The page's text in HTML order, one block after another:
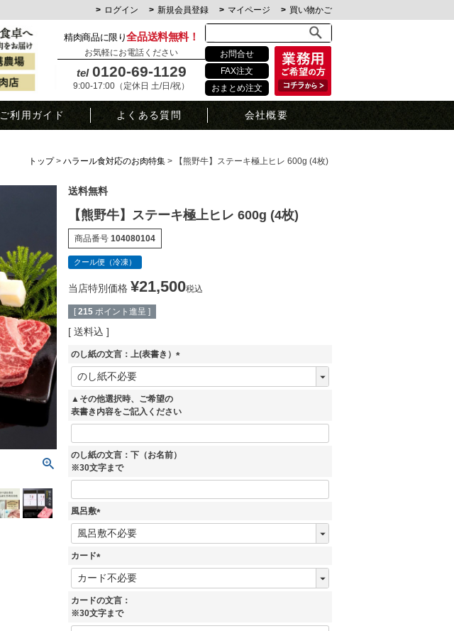
ログイン 新規会員登録 マイページ 買い物かご
精肉商品に限り全品送料無料！
お気軽にお電話ください
tel 0120-69-1129
9:00-17:00（定休日 土/日/祝）
お問合せ
FAX注文
おまとめ注文
ご利用ガイド よくある質問 会社概要
トップ ハラール食対応のお肉特集 【熊野牛】ステーキ極上ヒレ 600g (4枚)
送料無料
【熊野牛】ステーキ極上ヒレ 600g (4枚)
商品番号 104080104
クール便（冷凍）
当店特別価格 ¥21,500税込
[ 215 ポイント進呈 ]
送料込
のし紙の文言：上(表書き）
(
▲その他選択時、ご希望の
表書き内容をご記入ください
のし紙の文言：下（お名前）
※30文字まで
風呂敷
(
必
須
カード
(
必
須
)
カードの文言：
※30文字まで